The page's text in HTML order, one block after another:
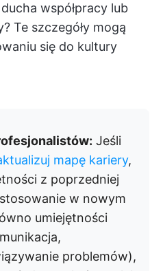
współpracy lub
Te szczegóły mogą
się do kultury
Jeśli
mapę kariery,
z poprzedniej
w nowym
umiejętności
problemów),